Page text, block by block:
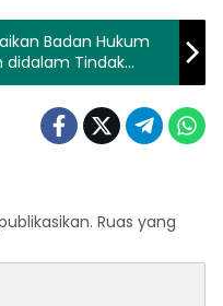
Badan Hukum
didalam Tindak
Hukum Bersama
Ruas yang